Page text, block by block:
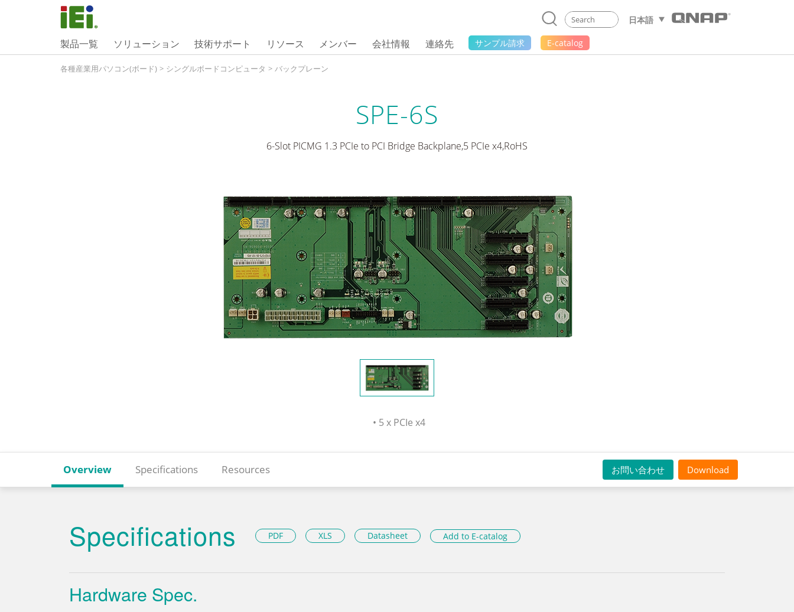
日本語
製品一覧 ソリューション 技術サポート リソース メンバー 会社情報 連絡先 サンプル請求 E-catalog
各種産業用パソコン(ボード) > シングルボードコンピュータ > バックプレーン
SPE-6S
6-Slot PICMG 1.3 PCIe to PCI Bridge Backplane,5 PCIe x4,RoHS
• 5 x PCIe x4
Overview Specifications Resources お問い合わせ Download
Specifications PDF XLS Datasheet Add to E-catalog
Hardware Spec.